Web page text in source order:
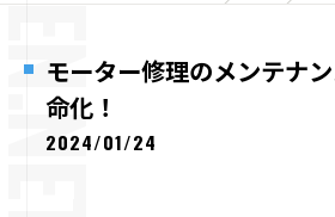
モーター修理のメンテナ
命化！
2024/01/24